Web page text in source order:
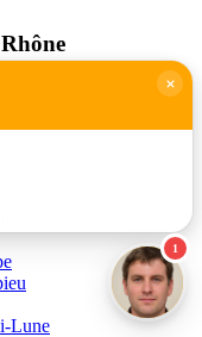
Saône
Lune
1